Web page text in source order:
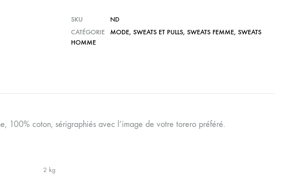
SKU
ND
CATÉGORIE
MODE, SWEATS ET PULLS, SWEATS FEMME, SWEATS
HOMME
100% coton, sérigraphiés avec l’image de votre torero préféré.
2 kg